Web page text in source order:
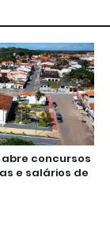
concursos
e salários de